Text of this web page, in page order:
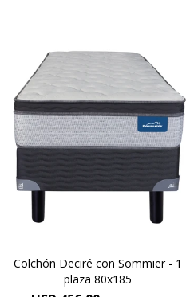
El Dormiflex Decire combina un
sistema de Resortes Pocket
independientes con espumas de
calidad premium para ofrecer un
descanso confortable, estable y
con un excelente nivel de
adaptación. Su diseño está
pensado para brindar un soporte
Colchón Deciré con Sommier - 1
plaza 80x185